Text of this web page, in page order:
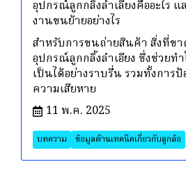
อุปกรณ์ลูกกลิ้งลำเลียงคืออะไร
งานขนย้ายอย่างไร
สำหรับการขนถ่ายสินค้า สิ่งที่ข
อุปกรณ์ลูกกลิ้งลำเอียง ซึ่งช่วยท
เป็นได้อย่างราบรื่น รวมทั้งการ
ความเสียหาย
11 พ.ค. 2025
บทความ ข้อมูลด้านเทคนิคเกี่ยวกับลูกล้อ